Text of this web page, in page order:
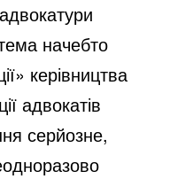
начебто
керівництва
адвокатів
серйозне,